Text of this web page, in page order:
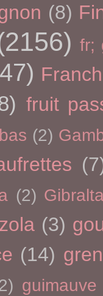
(8)
fr;
fruit
(2)
(2)
(3)
(14)
guimauve